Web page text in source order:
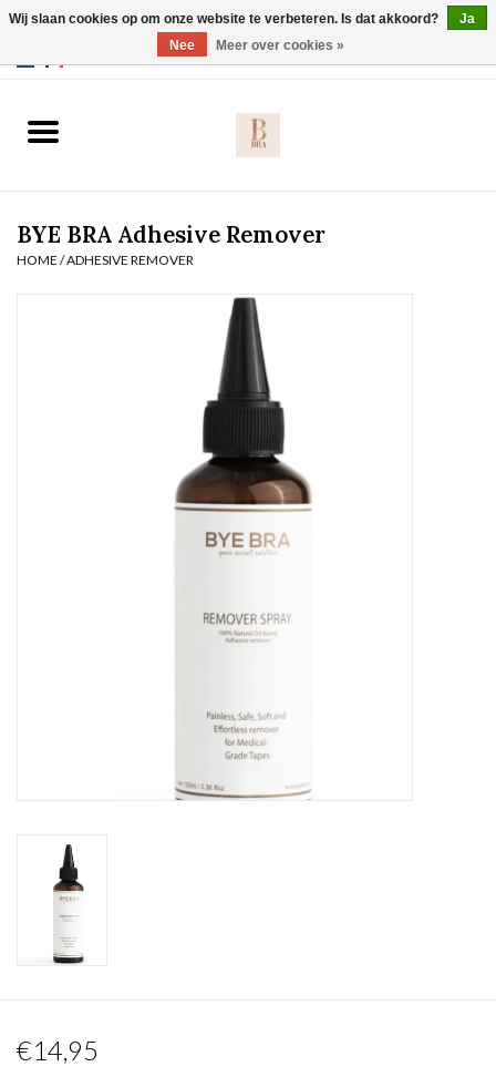
Slip
BYE BRA Adhesive Remover
HOME /ADHESIVE REMOVER
€14,95
Wij slaan cookies op om onze website te verbeteren. Is dat akkoord?
Ja
Nee
Meer over cookies »
Webshop werkt met EU maten. .